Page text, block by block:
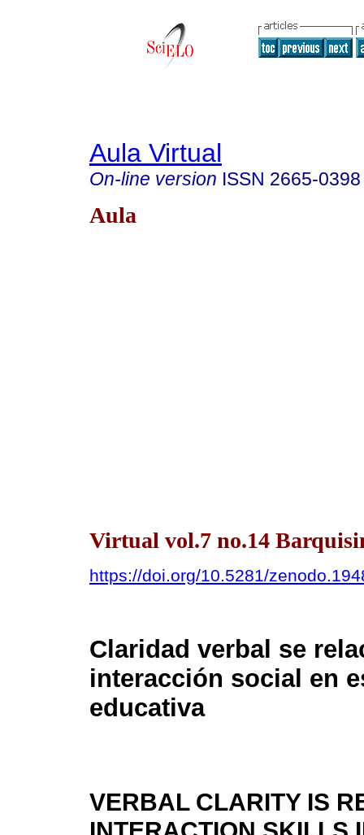
Aula Virtual
On-line version ISSN 2665-0398
Aula
Virtual vol.7 no.14
https://doi.org/10.5281/
Claridad verbal se
interacción social en
educativa
VERBAL CLARITY IS